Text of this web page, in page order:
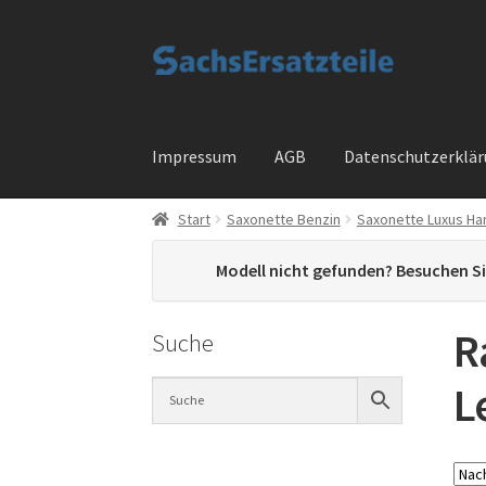
Zur
Zum
Impressum AGB
StartAGB DatenschutzerklärungImpressum
Widerrufsbelehrung Cart CheckoutMy
Start Saxonette Benzin Saxonette Luxus
Modell nicht gefunden? Besuchen
Suche